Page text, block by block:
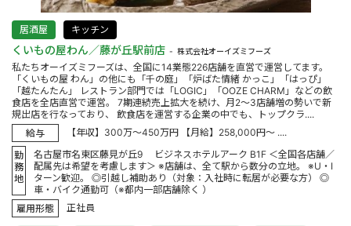
居酒屋 キッチン
くいもの屋わん／藤が丘駅前店 株式会社オーイズミフーズ
私たちオーイズミフーズは、全国に14業態226店舗を直営で運営してます。
「くいもの屋 わん」の他にも「千の庭」「炉ばた情緒 かっこ」「はっぴ」
「越たんたん」 レストラン部門では「LOGIC」「OOZE CHARM」などの飲
食店を全店直営で運営。 7期連続売上拡大を続け、月2～3店舗増の勢いで新
規出店を行なっており、 飲食店を運営する企業の中でも、トップクラ....
給与
【年収】300万～450万円 【月給】258,000円～ ....
勤
務
地
名古屋市名東区藤見が丘9 ビジネスホテルアーク B1F ＜全国各店舗／
配属先は希望を考慮します＞ ※店舗は、全て駅から数分の立地。 ※U・I
ターン歓迎。 ◎引越し補助あり（対象：入社時に転居が必要な方） ◎
車・バイク通勤可（※都内一部店舗除く ）
雇用形態
正社員